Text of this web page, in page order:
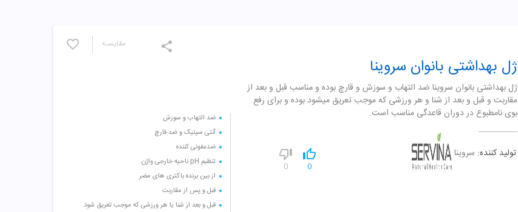
مقایسـه
ضد التهاب و سوزش
آنتی سپتیک و ضد قارچ
ضدعفونی کننده
تنظیم pH ناحیه خارجی واژن
از بین برنده باکتری های مضر
قبل و پس از مقاربت
قبل و بعد از شنا یا هر ورزشی که موجب تعریق شود.
ژل بهداشتی بانوان سروینا
ژل بهداشتی بانوان سروينا ضد التهاب و سوزش و قارچ بوده و مناسب قبل و بعد از
مقاربت و قبل و بعد از شنا و هر ورزشی که موجب تعريق ميشود بوده و برای رفع
بوی نامطبوع در دوران قاعدگی مناسب است.
تولید کننده: سروینا
0
0